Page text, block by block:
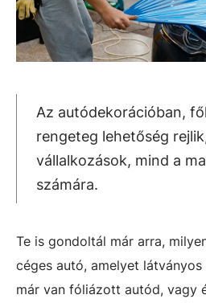
Az autódekorációban,
rengeteg lehetőség
vállalkozások, mind a
számára.
Te is gondoltál már arra,
céges autó, amelyet
már van fóliázott autód, vagy